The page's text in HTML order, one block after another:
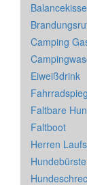
Camping
Eiweißdrink
Faltbare
Faltboot
Herren
Hundebürste